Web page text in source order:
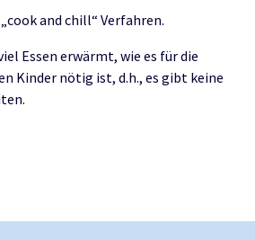
and chill“ Verfahren.
Essen erwärmt, wie es für die
Kinder nötig ist, d.h., es gibt keine